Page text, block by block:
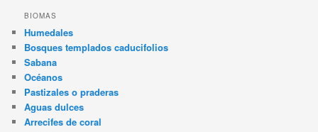
BIOMAS
Humedales
Bosques templados caducifolios
Sabana
Océanos
Pastizales o praderas
Aguas dulces
Arrecifes de coral